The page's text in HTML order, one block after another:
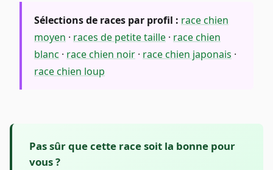
Sélections de races par profil : race chien
moyen · races de petite taille · race chien
blanc · race chien noir · race chien japonais ·
race chien loup
Pas sûr que cette race soit la bonne pour
vous ?